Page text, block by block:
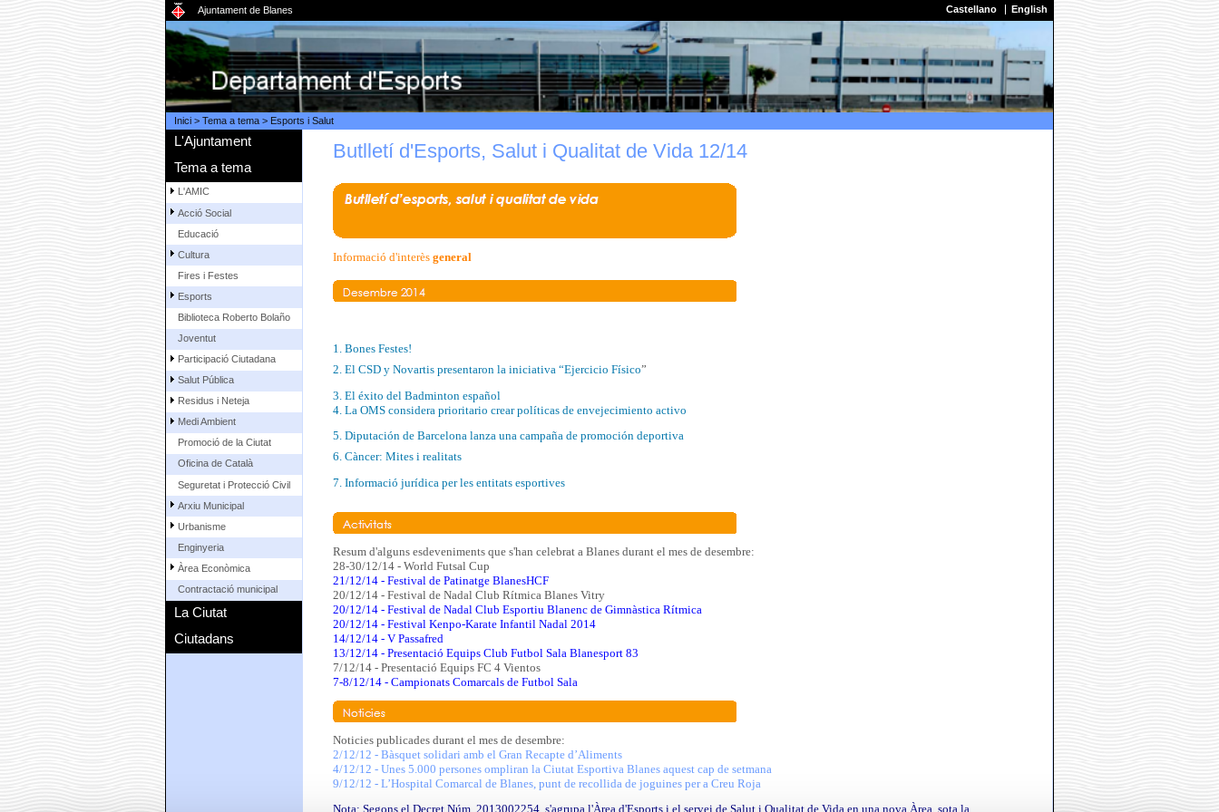
Ajuntament de Blanes Castellano English
Inici> Tema a tema> Esports i Salut
L'Ajuntament
Tema a tema
L'AMIC
Acció Social
Educació
Cultura
Fires i Festes
Esports
Biblioteca Roberto Bolaño
Joventut
Participació Ciutadana
Salut Pública
Residus i Neteja
Medi Ambient
Promoció de la Ciutat
Oficina de Català
Seguretat i Protecció Civil
Arxiu Municipal
Urbanisme
Enginyeria
Àrea Econòmica
Contractació municipal
La Ciutat
Ciutadans
Butlletí d'Esports, Salut i Qualitat de Vida 12/14
Informació d'interès general
1. Bones Festes!
2. El CSD y Novartis presentaron la iniciativa “Ejercicio Físico”
3. El éxito del Badminton español
4. La OMS considera prioritario crear políticas de envejecimiento activo
5. Diputación de Barcelona lanza una campaña de promoción deportiva
6. Càncer: Mites i realitats
7. Informació jurídica per les entitats esportives
Resum d'alguns esdeveniments que s'han celebrat a Blanes durant el mes de desembre:
28-30/12/14 - World Futsal Cup
21/12/14 - Festival de Patinatge BlanesHCF
20/12/14 - Festival de Nadal Club Rítmica Blanes Vitry
20/12/14 - Festival de Nadal Club Esportiu Blanenc de Gimnàstica Rítmica
20/12/14 - Festival Kenpo-Karate Infantil Nadal 2014
14/12/14 - V Passafred
13/12/14 - Presentació Equips Club Futbol Sala Blanesport 83
7/12/14 - Presentació Equips FC 4 Vientos
7-8/12/14 - Campionats Comarcals de Futbol Sala
Noticies publicades durant el mes de desembre:
2/12/12 - Bàsquet solidari amb el Gran Recapte d’Aliments
4/12/12 - Unes 5.000 persones ompliran la Ciutat Esportiva Blanes aquest cap de setmana
9/12/12 - L’Hospital Comarcal de Blanes, punt de recollida de joguines per a Creu Roja
Nota: Segons el Decret Núm. 2013002254, s'agrupa l'Àrea d'Esports i el servei de Salut i Qualitat de Vida en una nova Àrea, sota la